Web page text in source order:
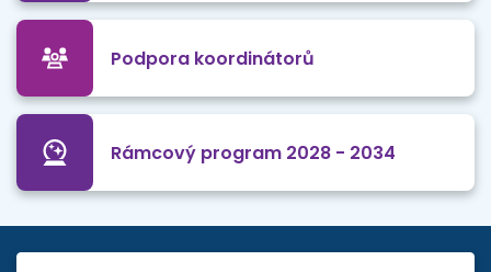
Podpora koordinátorů
Rámcový program 2028 - 2034